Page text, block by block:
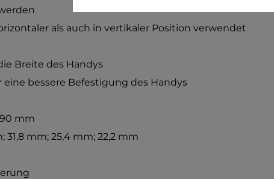
als auch in vertikaler Position verwendet
Breite des Handys
bessere Befestigung des Handys
mm
31,8 mm; 25,4 mm; 22,2 mm